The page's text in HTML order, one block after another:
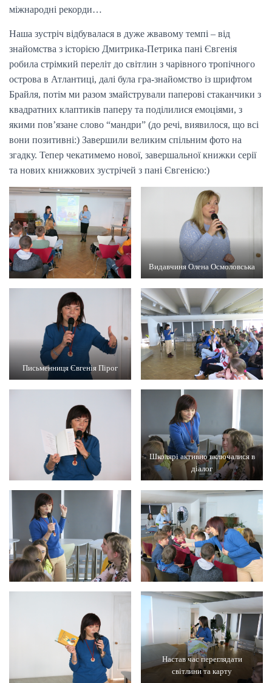
міжнародні рекорди…
Наша зустріч відбувалася в дуже жвавому темпі – від
знайомства з історією Дмитрика-Петрика пані Євгенія
робила стрімкий переліт до світлин з чарівного тропічного
острова в Атлантиці, далі була гра-знайомство із шрифтом
Брайля, потім ми разом змайстрували паперові стаканчики з
квадратних клаптиків паперу та поділилися емоціями, з
якими пов’язане слово “мандри” (до речі, виявилося, що всі
вони позитивні:) Завершили великим спільним фото на
згадку. Тепер чекатимемо нової, завершальної книжки серії
та нових книжкових зустрічей з пані Євгенією:)
Видавчиня Олена Осмоловська
Письменниця Євгенія Пірог
Школярі активно включалися в
діалог
Настав час переглядати
світлини та карту